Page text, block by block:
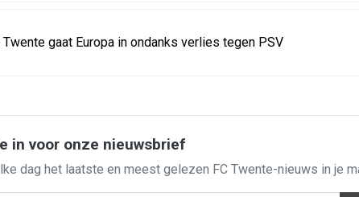
Twente gaat Europa in ondanks verlies tegen PSV
in voor onze nieuwsbrief
dag het laatste en meest gelezen FC Twente-nieuws in je